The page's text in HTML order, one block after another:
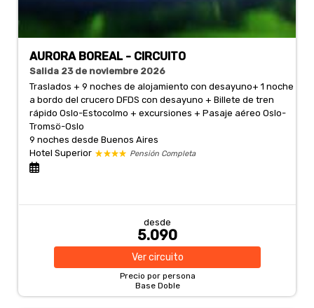
AURORA BOREAL - CIRCUITO
Salida 23 de noviembre 2026
Traslados + 9 noches de alojamiento con desayuno+ 1 noche
a bordo del crucero DFDS con desayuno + Billete de tren
rápido Oslo-Estocolmo + excursiones + Pasaje aéreo Oslo-
Tromsö-Oslo
9 nochesdesde Buenos Aires
Hotel Superior
Pensión Completa
desde
5.090
Vercircuito
Precio por persona
Base Doble